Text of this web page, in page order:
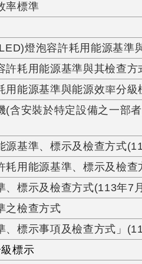
率標準
燈泡容許耗用能源基準
許耗用能源基準與其檢查
用能源基準與能源效率分
(含安裝於特定設備之一部
源基準、標示及檢查方式
耗用能源基準、標示及檢
、標示及檢查方式(113年7
之檢查方式
、標示事項及檢查方式」
標示